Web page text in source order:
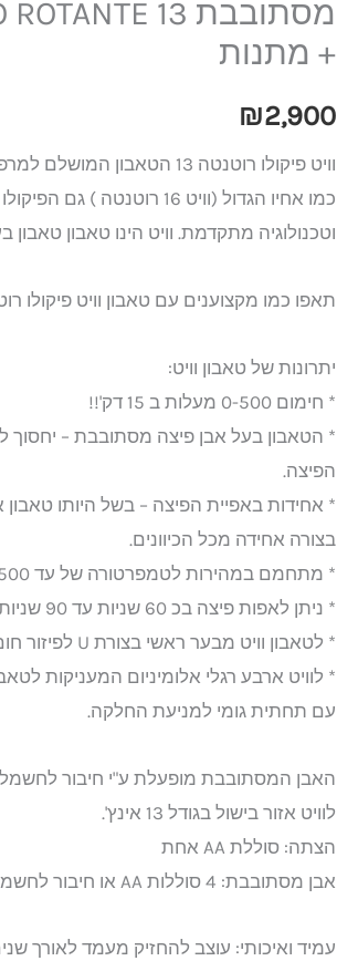
+ מתנות
₪2,900
וויט פיקולו רוטנטה 13 הטאבון המושלם למרפסת שלכם!
וטכנולוגיה מתקדמת. וויט הינו טאבון
תאפו כמו מקצוענים עם טאבון וויט פיקולו
יתרונות של טאבון וויט:
* חימום 0-500 מעלות ב 15 דק'!!
* הטאבון בעל אבן פיצה מסתובבת –
הפיצה.
* אחידות באפיית הפיצה – בשל היותו
בצורה אחידה מכל הכיוונים.
* מתחמם במהירות לטמפרטורה של עד 500 מעלות סלציוס.
* ניתן לאפות פיצה בכ 60 שניות עד 90 שניות !
* לטאבון וויט מבער ראשי בצורת U לפיזור חום אחיד
* לוויט ארבע רגלי אלומיניום המעניקות
עם תחתית גומי למניעת החלקה.
האבן המסתובבת מופעלת ע"י חיבור לחשמל
לוויט אזור בישול בגודל 13 אינץ'.
הצתה: סוללת AA אחת
אבן מסתובבת: 4 סוללות AA או חיבור לחשמל
עמיד ואיכותי: עוצב להחזיק מעמד לאורך
וויט
פיקולו
מסתובבת
Witt
PICCOLO
ROTANTE
ירוק
מתנות